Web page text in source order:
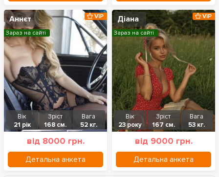
Аннєт
Вік
21 рік
Зріст
168 см.
Вага
52 кг.
від 8000 грн.
Детальна анкета
VIP
Зараз на сайті
Діана
Вік
23 року
Зріст
167 см.
Вага
53 кг.
від 9000 грн.
Детальна анкета
VIP
Зараз на сайті